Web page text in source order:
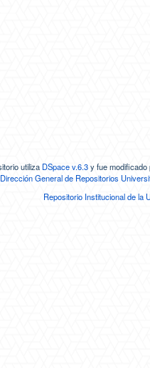
utiliza DSpace v.6.3y fue modificado
Dirección General de Repositorios
Repositorio Institucional de la